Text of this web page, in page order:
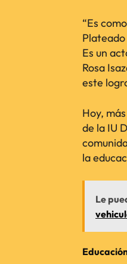
“Es
Es un
Rosa
este
Hoy,
de la IU
la
Le